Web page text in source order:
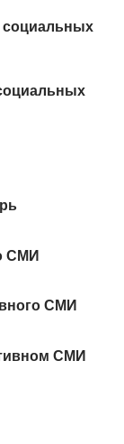
социальных
СМИ
СМИ
СМИ